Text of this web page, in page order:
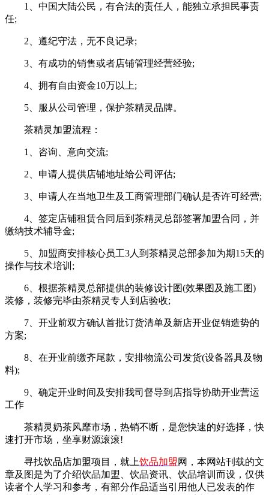
1、中国大陆公民，有合法的责任人，能独立承担民事责
任;
2、遵纪守法，无不良记录;
3、有成功的销售或者店铺管理经营经验;
4、拥有自由资金10万以上;
5、服从公司管理，保护茶精灵品牌。
茶精灵加盟流程：
1、咨询、意向交流;
2、申请人提供店铺地址给公司评估;
3、申请人在当地卫生及工商管理部门确认是否许可经营;
4、签定店铺租赁合同后到茶精灵总部签署加盟合同，并
缴纳技术辅导金;
5、加盟商安排核心员工3人到茶精灵总部参加为期15天的
操作与技术培训;
6、根据茶精灵总部提供的装修设计图(效果图及施工图)
装修，装修完毕由茶精灵专人到店验收;
7、开业前双方确认首批订货清单及新店开业促销造势的
方案;
8、在开业前缴齐尾款，安排物流公司发货(设备器具及物
料);
9、确定开业时间及安排我司督导到店指导协助开业营运
工作
茶精灵奶茶风靡市场，热销不断，是您快速的好选择，快
速打开市场，坐享财源滚滚!
寻找饮品店加盟项目，就上饮品加盟网，本网站刊载的文
章及图是为了介绍饮品加盟、饮品资讯、饮品培训而设，仅供
读者个人学习和参考，有部分作品适当引用他人已发表的作